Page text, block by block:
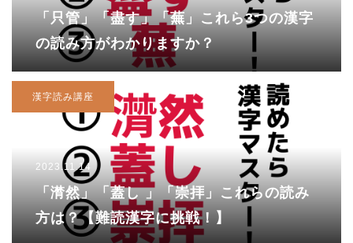
「只管」「盡す」「蕪」これら3つの漢字
の読み方がわかりますか？
漢字読み講座
2023.11.14
「潸然」「蓋し 」「崇拝」これらの読み
方は？【難読漢字に挑戦！】